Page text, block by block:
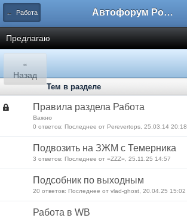
← Работа Автофорум Ростова-на-Дону
Предлагаю
«
Назад
Тем в разделе
Правила раздела Работа
Важно
0 ответов: Последнее от Perevertops, 25.03.14 20:18
Подвозить на ЗЖМ с Темерника
3 ответов: Последнее от =ZZZ=, 25.11.25 14:57
Подсобник по выходным
20 ответов: Последнее от vlad-ghost, 20.04.25 15:02
Работа в WB